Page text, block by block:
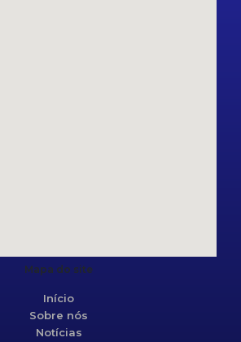
Mapa do site
Início
Sobre nós
Notícias